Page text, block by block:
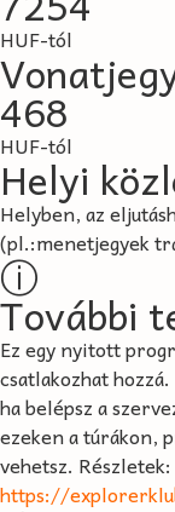
HUF-tól
468
HUF-tól
Helyi
Helyben, az
(pl.:menetjegyek
ⓘ
További
Ez egy nyitott
csatlakozhat
ha belépsz a
ezeken a túrákon,
vehetsz. Részletek:
https://